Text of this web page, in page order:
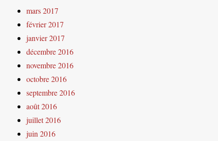
mars 2017
février 2017
janvier 2017
décembre 2016
novembre 2016
octobre 2016
septembre 2016
août 2016
juillet 2016
juin 2016